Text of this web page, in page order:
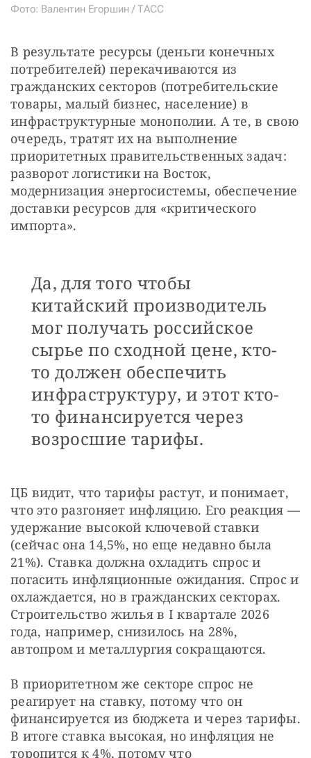
Фото: Валентин Егоршин / ТАСС
В результате ресурсы (деньги конечных
потребителей) перекачиваются из
гражданских секторов (потребительские
товары, малый бизнес, население) в
инфраструктурные монополии. А те, в свою
очередь, тратят их на выполнение
приоритетных правительственных задач:
разворот логистики на Восток,
модернизация энергосистемы, обеспечение
доставки ресурсов для «критического
импорта».
Да, для того чтобы
китайский производитель
мог получать российское
сырье по сходной цене, кто-
то должен обеспечить
инфраструктуру, и этот кто-
то финансируется через
возросшие тарифы.
ЦБ видит, что тарифы растут, и понимает,
что это разгоняет инфляцию. Его реакция —
удержание высокой ключевой ставки
(сейчас она 14,5%, но еще недавно была
21%). Ставка должна охладить спрос и
погасить инфляционные ожидания. Спрос и
охлаждается, но в гражданских секторах.
Строительство жилья в I квартале 2026
года, например, снизилось на 28%,
автопром и металлургия сокращаются.
В приоритетном же секторе спрос не
реагирует на ставку, потому что он
финансируется из бюджета и через тарифы.
В итоге ставка высокая, но инфляция не
торопится к 4%, потому что